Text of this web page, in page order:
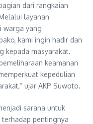
dari rangkaian
layanan
warga yang
kami ingin hadir dan
kepada masyarakat.
keamanan
kepedulian
ujar AKP Suwoto.
sarana untuk
pentingnya